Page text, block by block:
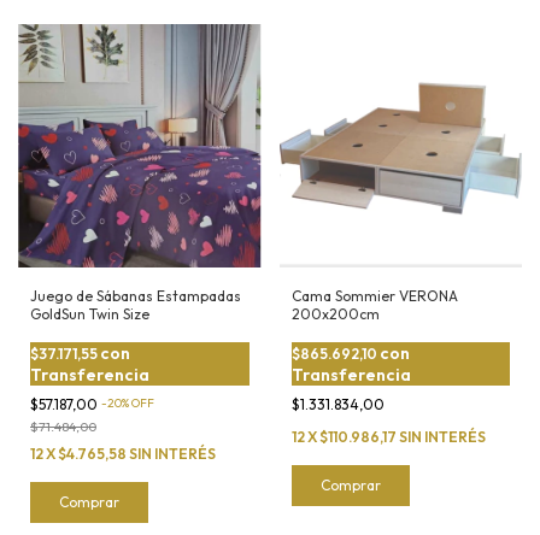
Juego de Sábanas Estampadas
GoldSun Twin Size
$57.187,00 -20%OFF
$71.484,00
$37.171,55 con
Transferencia
12X$4.765,58 SIN INTERÉS
Comprar
Cama Sommier VERONA
200x200cm
$1.331.834,00
$865.692,10 con
Transferencia
12X$110.986,17 SIN INTERÉS
Comprar